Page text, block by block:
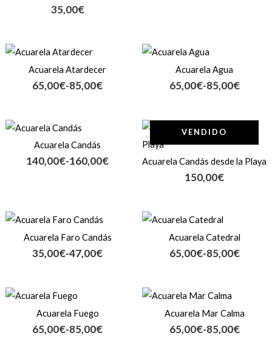
35,00€
Acuarela Atardecer
65,00€-85,00€
Rango
precios:
desde
85,00€
Acuarela Agua
65,00€-85,00€
Rango
precios:
desde
85,00€
Acuarela Candás
140,00€-160,00€
Rango
de
precios:
desde
VENDIDO
Acuarela Candás desde la Playa
150,00€
Acuarela Faro Candás
35,00€-47,00€
Rango
precios:
desde
47,00€
Acuarela Catedral
65,00€-85,00€
Rango
de
precios:
desde
85,00€
Acuarela Fuego
65,00€-85,00€
Rango
precios:
desde
Acuarela Mar Calma
65,00€-85,00€
Rango
precios:
desde